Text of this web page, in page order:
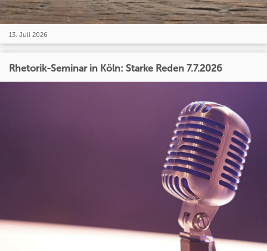
13. Juli 2026
Rhetorik-Seminar in Köln: Starke Reden 7.7.2026